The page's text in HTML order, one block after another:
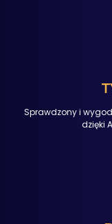
Sprawdzony i
dzięki